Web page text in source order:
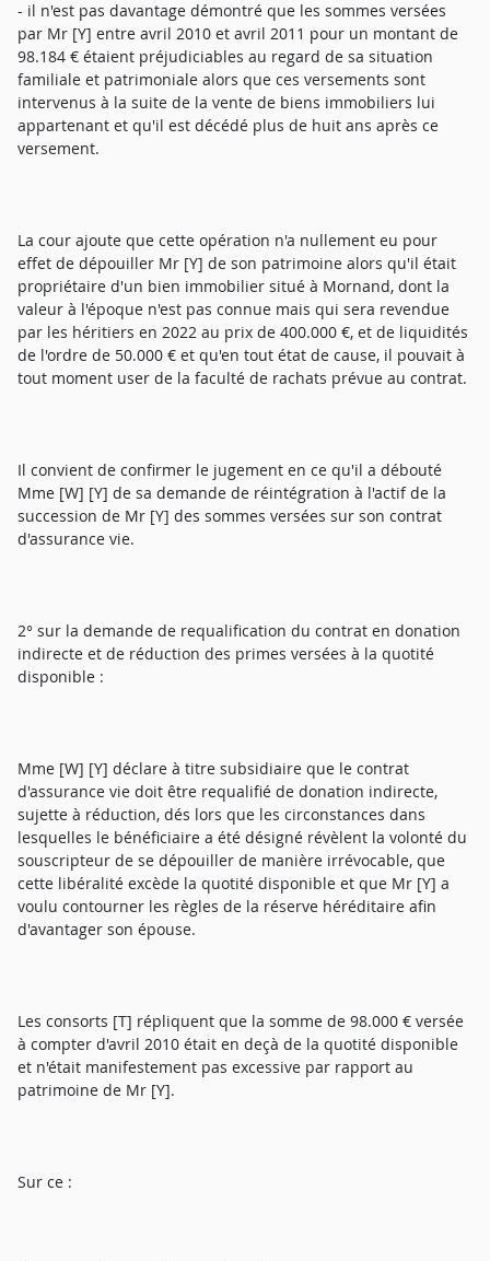
- il n'est pas davantage démontré que les sommes versées
par Mr [Y] entre avril 2010 et avril 2011 pour un montant de
98.184 € étaient préjudiciables au regard de sa situation
familiale et patrimoniale alors que ces versements sont
intervenus à la suite de la vente de biens immobiliers lui
appartenant et qu'il est décédé plus de huit ans après ce
versement.
La cour ajoute que cette opération n'a nullement eu pour
effet de dépouiller Mr [Y] de son patrimoine alors qu'il était
propriétaire d'un bien immobilier situé à Mornand, dont la
valeur à l'époque n'est pas connue mais qui sera revendue
par les héritiers en 2022 au prix de 400.000 €, et de liquidités
de l'ordre de 50.000 € et qu'en tout état de cause, il pouvait à
tout moment user de la faculté de rachats prévue au contrat.
Il convient de confirmer le jugement en ce qu'il a débouté
Mme [W] [Y] de sa demande de réintégration à l'actif de la
succession de Mr [Y] des sommes versées sur son contrat
d'assurance vie.
2° sur la demande de requalification du contrat en donation
indirecte et de réduction des primes versées à la quotité
disponible :
Mme [W] [Y] déclare à titre subsidiaire que le contrat
d'assurance vie doit être requalifié de donation indirecte,
sujette à réduction, dés lors que les circonstances dans
lesquelles le bénéficiaire a été désigné révèlent la volonté du
souscripteur de se dépouiller de manière irrévocable, que
cette libéralité excède la quotité disponible et que Mr [Y] a
voulu contourner les règles de la réserve héréditaire afin
d'avantager son épouse.
Les consorts [T] répliquent que la somme de 98.000 € versée
à compter d'avril 2010 était en deçà de la quotité disponible
et n'était manifestement pas excessive par rapport au
patrimoine de Mr [Y].
Sur ce :